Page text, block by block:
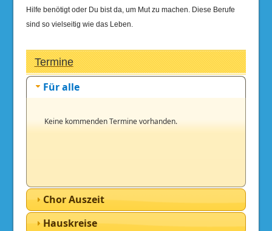
Hilfe benötigt oder Du bist da, um Mut zu machen. Diese Berufe
sind so vielseitig wie das Leben.
Termine
Für alle
Keine kommenden Termine vorhanden.
Chor Auszeit
Hauskreise